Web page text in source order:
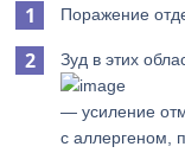
Поражение
Зуд в этих
— усиление
с аллергеном,